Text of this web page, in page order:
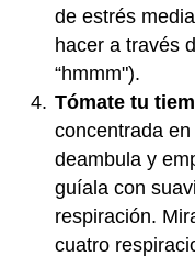
de estrés
hacer a través
“hmmm").
Tómate tu
concentrada
deambula y
guíala con
respiración.
cuatro